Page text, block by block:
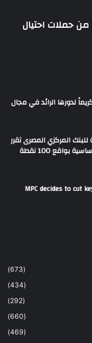
من حملات احتيال
لدورها الرائد في مجال
للبنك المركزي المصرى تقرر
خفض أسعار العائد الأساسية بواقع 100 نقطة
MPC decides to cut
(673)
(434)
(292)
(660)
(469)